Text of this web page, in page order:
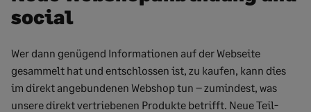
social
Wer dann genügend Informationen auf der Webseite
gesammelt hat und entschlossen ist, zu kaufen, kann dies
im direkt angebundenen Webshop tun – zumindest, was
unsere direkt vertriebenen Produkte betrifft. Neue Teil-